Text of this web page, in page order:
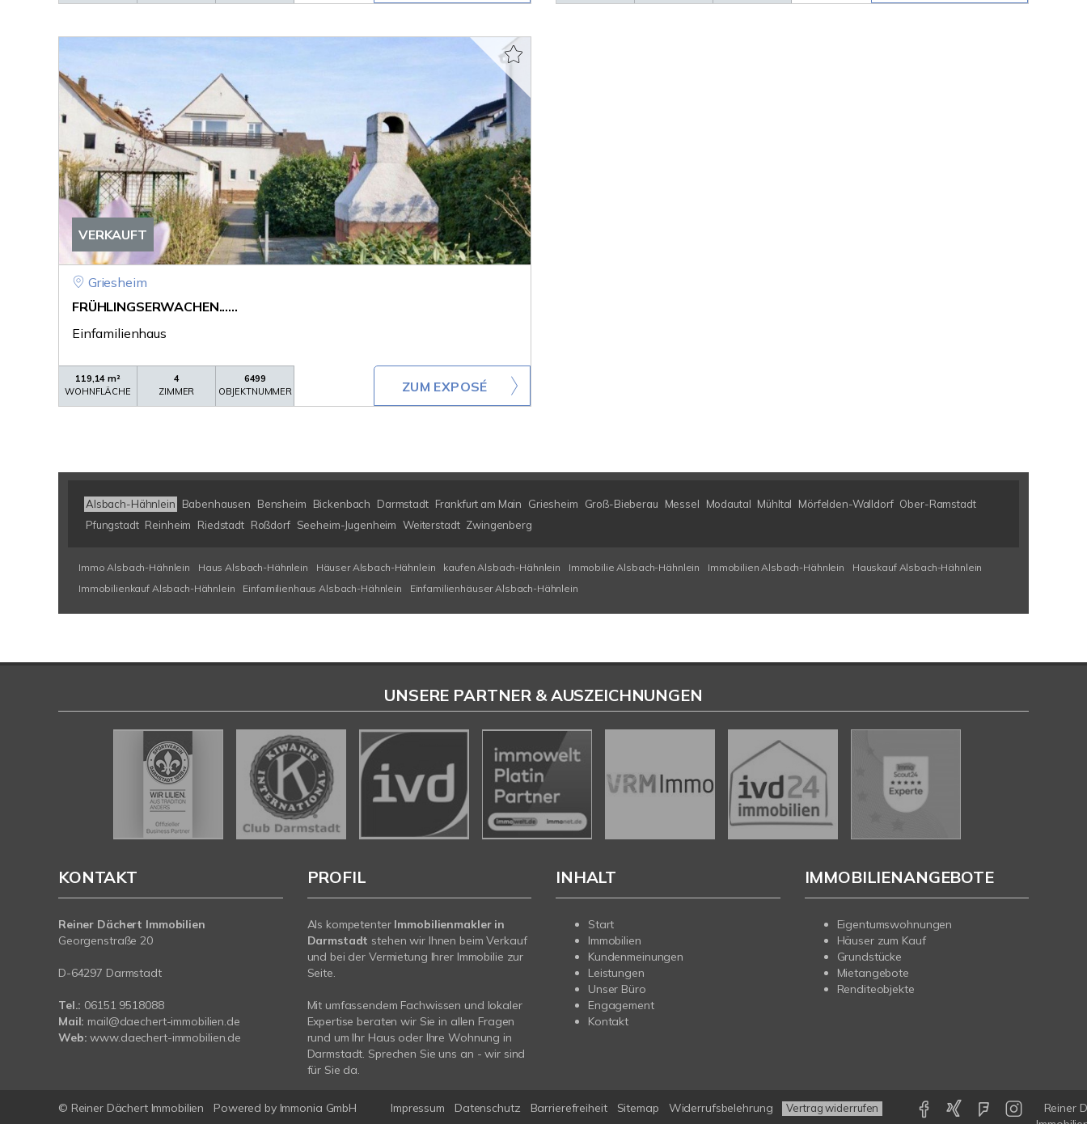
VERKAUFT
Griesheim
FRÜHLINGSERWACHEN......
Einfamilienhaus
119,14 m²
WOHNFLÄCHE
4
ZIMMER
6499
OBJEKTNUMMER
ZUM EXPOSÉ
Alsbach-Hähnlein Babenhausen Bensheim Bickenbach Darmstadt Frankfurt am Main Griesheim Groß-Bieberau Messel Modautal Mühltal Mörfelden-Walldorf Ober-Ramstadt
Pfungstadt Reinheim Riedstadt Roßdorf Seeheim-Jugenheim Weiterstadt Zwingenberg
Immo Alsbach-Hähnlein Haus Alsbach-Hähnlein Häuser Alsbach-Hähnlein kaufen Alsbach-Hähnlein Immobilie Alsbach-Hähnlein Immobilien Alsbach-Hähnlein
Hauskauf Alsbach-Hähnlein
Immobilienkauf Alsbach-Hähnlein
Einfamilienhaus Alsbach-Hähnlein Einfamilienhäuser Alsbach-Hähnlein
UNSERE PARTNER & AUSZEICHNUNGEN
KONTAKT
Reiner Dächert Immobilien
Georgenstraße 20
D-64297 Darmstadt
Tel.: 06151 9518088
Mail: mail@daechert-immobilien.de
Web: www.daechert-immobilien.de
PROFIL
Als kompetenter Immobilienmakler in
Darmstadt stehen wir Ihnen beim Verkauf
und bei der Vermietung Ihrer Immobilie zur
Seite.
Mit umfassendem Fachwissen und lokaler
Expertise beraten wir Sie in allen Fragen
rund um Ihr Haus oder Ihre Wohnung in
Darmstadt. Sprechen Sie uns an - wir sind
für Sie da.
INHALT
Start
Immobilien
Kundenmeinungen
Leistungen
Unser Büro
Engagement
Kontakt
IMMOBILIENANGEBOTE
Eigentumswohnungen
Häuser zum Kauf
Grundstücke
Mietangebote
Renditeobjekte
© Reiner Dächert Immobilien Powered by Immonia GmbH Impressum Datenschutz Barrierefreiheit Sitemap Widerrufsbelehrung Vertrag widerrufen
Reiner